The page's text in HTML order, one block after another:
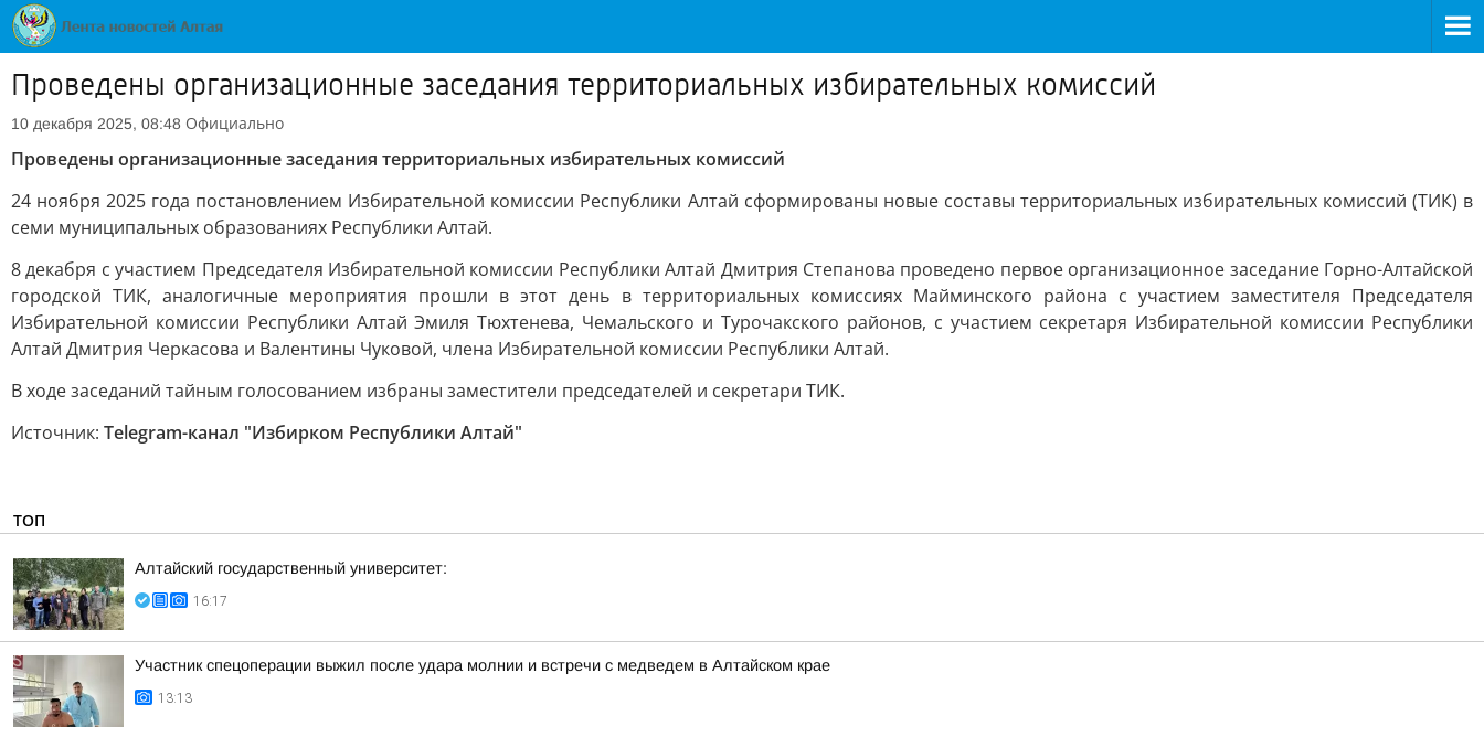
Проведены организационные заседания территориальных избирательных комиссий
10 декабря 2025, 08:48 Официально
Проведены организационные заседания территориальных избирательных комиссий
24 ноября 2025 года постановлением Избирательной комиссии Республики Алтай сформированы новые составы территориальных избирательных комиссий (ТИК) в
семи муниципальных образованиях Республики Алтай.
8 декабря с участием Председателя Избирательной комиссии Республики Алтай Дмитрия Степанова проведено первое организационное заседание Горно-Алтайской
городской ТИК, аналогичные мероприятия прошли в этот день в территориальных комиссиях Майминского района с участием заместителя Председателя
Избирательной комиссии Республики Алтай Эмиля Тюхтенева, Чемальского и Турочакского районов, с участием секретаря Избирательной комиссии Республики
Алтай Дмитрия Черкасова и Валентины Чуковой, члена Избирательной комиссии Республики Алтай.
В ходе заседаний тайным голосованием избраны заместители председателей и секретари ТИК.
Источник: Telegram-канал "Избирком Республики Алтай"
ТОП
Алтайский государственный университет:
16:17
Участник спецоперации выжил после удара молнии и встречи с медведем в Алтайском крае
13:13